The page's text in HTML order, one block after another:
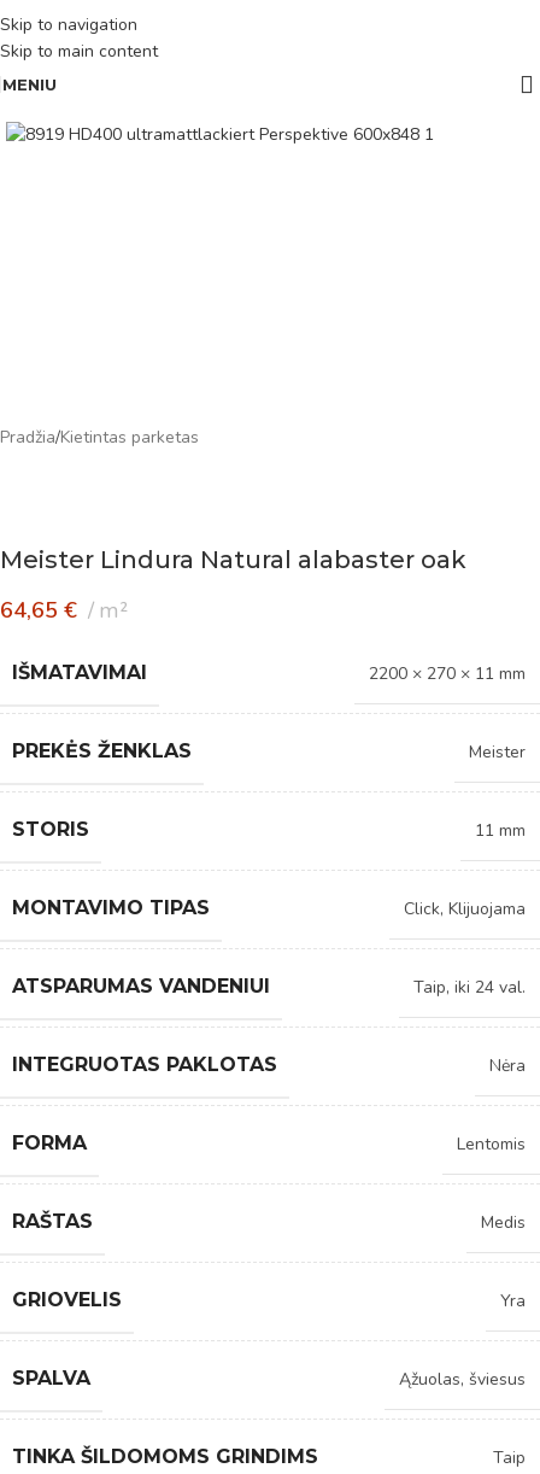
Skip to navigation
Skip to main content
MENIU
Pradžia/Kietintas parketas
Meister Lindura Natural alabaster oak
64,65 € m²
IŠMATAVIMAI 2200 × 270 × 11 mm
PREKĖS ŽENKLAS Meister
STORIS 11 mm
MONTAVIMO TIPAS Click, Klijuojama
ATSPARUMAS VANDENIUI Taip, iki 24 val.
INTEGRUOTAS PAKLOTAS Nėra
FORMA Lentomis
RAŠTAS Medis
GRIOVELIS Yra
SPALVA Ąžuolas, šviesus
TINKA ŠILDOMOMS GRINDIMS Taip